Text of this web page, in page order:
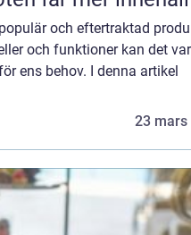
och eftertraktad
och funktioner kan det
ens behov. I denna artikel
23 mars